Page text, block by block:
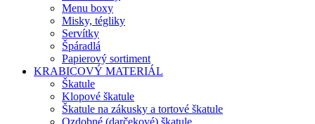
Menu boxy
Misky, tégliky
Servítky
Špáradlá
Papierový sortiment
KRABICOVÝ MATERIÁL
Škatule
Klopové škatule
Škatule na zákusky a tortové škatule